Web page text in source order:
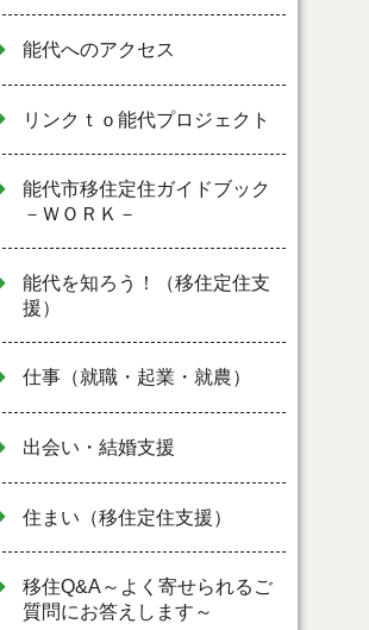
能代へのアクセス
リンクｔｏ能代プロジェクト
能代市移住定住ガイドブック
－ＷＯＲＫ－
能代を知ろう！（移住定住支
援）
仕事（就職・起業・就農）
出会い・結婚支援
住まい（移住定住支援）
移住Q&A～よく寄せられるご
質問にお答えします～